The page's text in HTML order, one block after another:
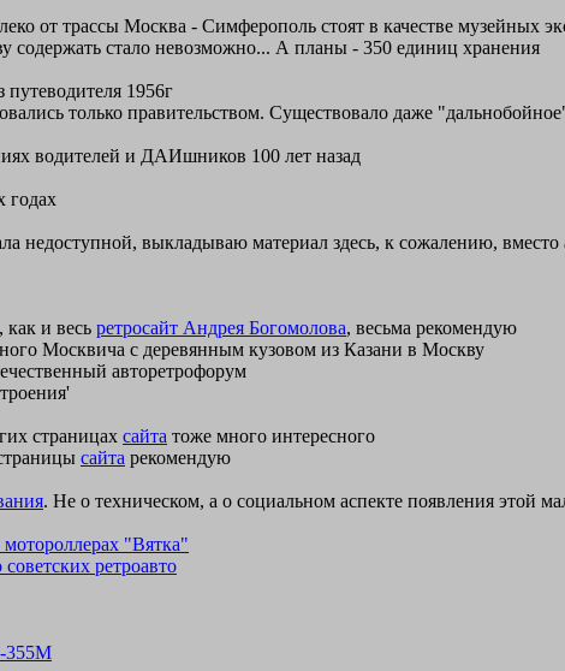
от трассы Москва - Симферополь стоят в качестве музейных
стало невозможно... А планы - 350 единиц хранения
путеводителя 1956г
только правительством. Существовало даже
водителей и ДАИшников 100 лет назад
годах
недоступной, выкладываю материал здесь, к сожалению,
, как и весь ретросайт Андрея Богомолова, весьма рекомендую
Москвича с деревянным кузовом из Казани в Москву
авторетрофорум
страницах сайта тоже много интересного
сайта рекомендую
. Не о техническом, а о социальном аспекте появления этой
мотороллерах "Вятка"
ретроавто
355М